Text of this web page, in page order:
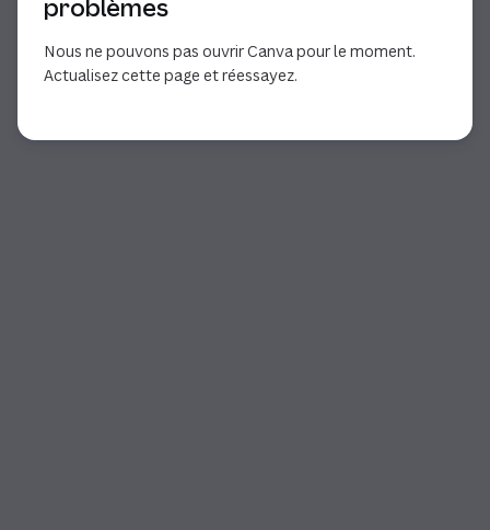
problèmes
Nous ne pouvons pas ouvrir Canva pour le moment.
Actualisez cette page et réessayez.